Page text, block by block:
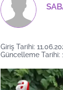
Giriş Tarihi:
Güncelleme Tarihi: